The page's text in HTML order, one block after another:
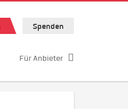
Spenden
Für Anbieter